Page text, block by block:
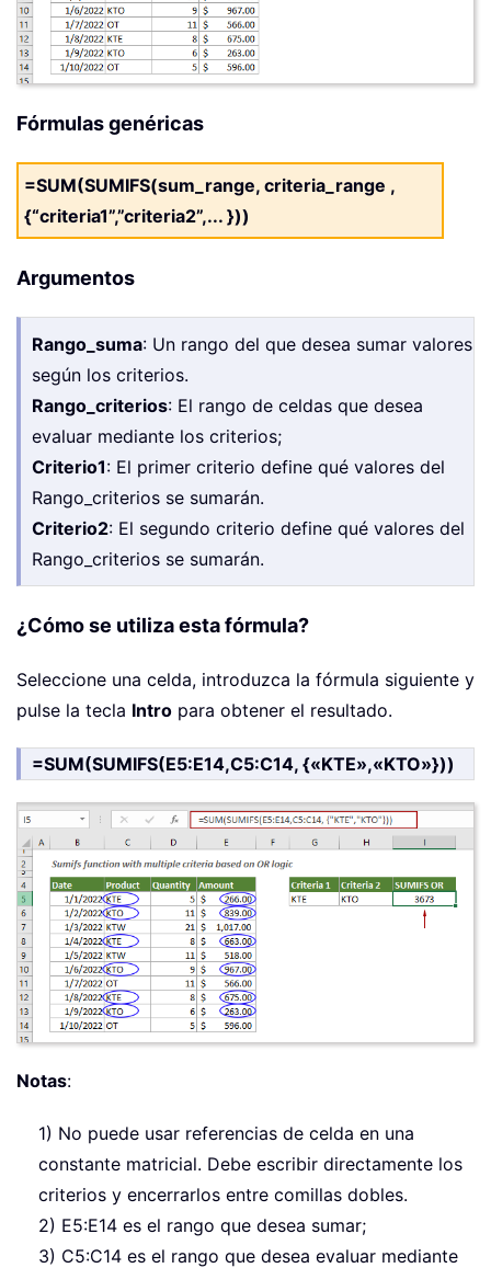
Fórmulas genéricas
=SUM(SUMIFS(sum_range, criteria_range ,
{“criteria1”,”criteria2”,... }))
Argumentos
Rango_suma: Un rango del que desea sumar valores
según los criterios.
Rango_criterios: El rango de celdas que desea
evaluar mediante los criterios;
Criterio1: El primer criterio define qué valores del
Rango_criterios se sumarán.
Criterio2: El segundo criterio define qué valores del
Rango_criterios se sumarán.
¿Cómo se utiliza esta fórmula?
Seleccione una celda, introduzca la fórmula siguiente y
pulse la tecla Intro para obtener el resultado.
=SUM(SUMIFS(E5:E14,C5:C14, {«KTE»,«KTO»}))
Notas:
1) No puede usar referencias de celda en una
constante matricial. Debe escribir directamente los
criterios y encerrarlos entre comillas dobles.
2) E5:E14 es el rango que desea sumar;
3) C5:C14 es el rango que desea evaluar mediante